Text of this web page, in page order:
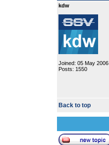
kdw
Joined: 05 May 2006
Posts: 1550
Back to top